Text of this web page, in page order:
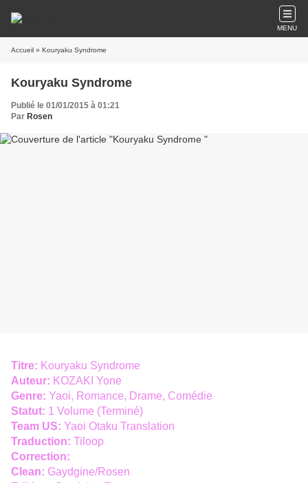
MENU
Accueil » Kouryaku Syndrome
Kouryaku Syndrome
Publié le 01/01/2015 à 01:21
Par Rosen
Titre: Kouryaku Syndrome
Auteur: KOZAKI Yone
Genre: Yaoi, Romance, Drame, Comédie
Statut: 1 Volume (Terminé)
Team US: Yaoi Otaku Translation
Traduction: Tiloop
Correction:
Clean: Gaydgine/Rosen